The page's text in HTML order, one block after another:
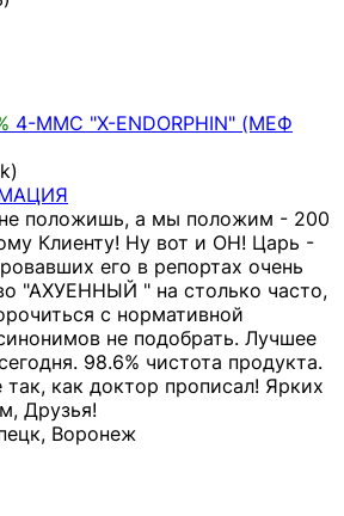
4-MMC "FIRMA-VHQ" (МЕФ
КЛАДЫ! ! 4-MMC "FIRMA-